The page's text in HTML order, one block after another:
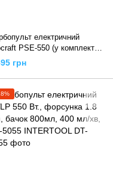
електричний
PSE-550 (у комплекті
види мідних сопел 1,5 и
грн